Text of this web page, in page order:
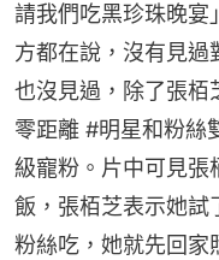
請我們吃黑珍珠晚宴
方都在說，沒有見過
也沒見過，除了張
零距離 #明星和粉絲
級寵粉。片中可見張
飯，張栢芝表示她試
粉絲吃，她就先回家